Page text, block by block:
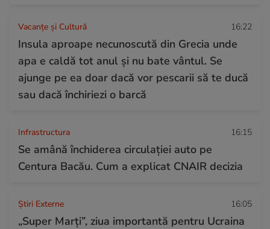
Vacanțe și Cultură 16:22
Insula aproape necunoscută din Grecia unde
apa e caldă tot anul și nu bate vântul. Se
ajunge pe ea doar dacă vor pescarii să te ducă
sau dacă închiriezi o barcă
Infrastructura 16:15
Se amână închiderea circulației auto pe
Centura Bacău. Cum a explicat CNAIR decizia
Știri Externe 16:05
„Super Marți”, ziua importantă pentru Ucraina